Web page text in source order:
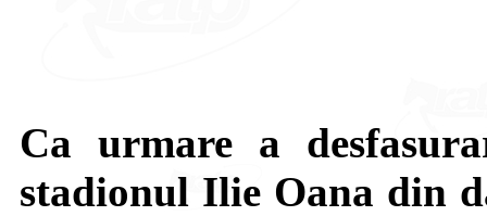
Ca urmare a
stadionul Ilie Oana din